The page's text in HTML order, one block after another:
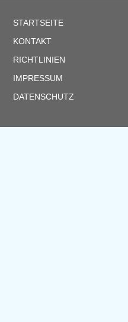
STARTSEITE
KONTAKT
RICHTLINIEN
IMPRESSUM
DATENSCHUTZ